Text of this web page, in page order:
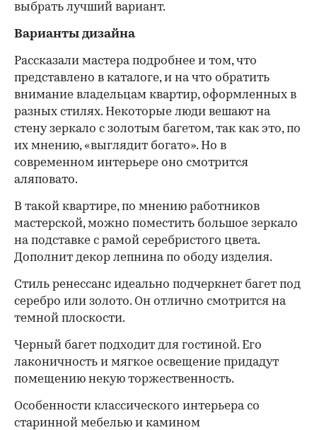
выбрать лучший вариант.
Варианты дизайна
Рассказали мастера подробнее и том, что
представлено в каталоге, и на что обратить
внимание владельцам квартир, оформленных в
разных стилях. Некоторые люди вешают на
стену зеркало с золотым багетом, так как это, по
их мнению, «выглядит богато». Но в
современном интерьере оно смотрится
аляповато.
В такой квартире, по мнению работников
мастерской, можно поместить большое зеркало
на подставке с рамой серебристого цвета.
Дополнит декор лепнина по ободу изделия.
Стиль ренессанс идеально подчеркнет багет под
серебро или золото. Он отлично смотрится на
темной плоскости.
Черный багет подходит для гостиной. Его
лаконичность и мягкое освещение придадут
помещению некую торжественность.
Особенности классического интерьера со
старинной мебелью и камином